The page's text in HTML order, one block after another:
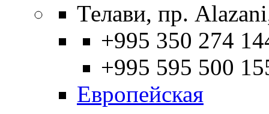
Телави, пр.
+995 350 274
+995 595 500
Европейская